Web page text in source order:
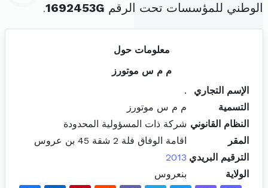
الوطني للمؤسسات تحت الرقم 1692453G
.
معلومات حول
م م س موتورز
الإسم التجاري
.
التسمية
م م س موتورز
النظام القانوني شركة ذات المسؤولية المحدودة
المقر
اقامة الوفاق فلة 2 شقة 45 بن عروس
الترقيم البريدي 2013
الولاية
بنعروس